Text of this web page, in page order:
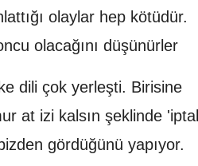
olaylar hep kötüdür.
olacağını düşünürler
dili çok yerleşti. Birisine
at izi kalsın şeklinde 'iptal
gördüğünü yapıyor.